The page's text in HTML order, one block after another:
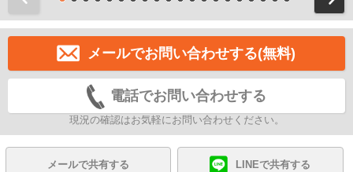
メールでお問い合わせする(無料)
電話でお問い合わせする
現況の確認はお気軽にお問い合わせください。
メールで共有する LINEで共有する